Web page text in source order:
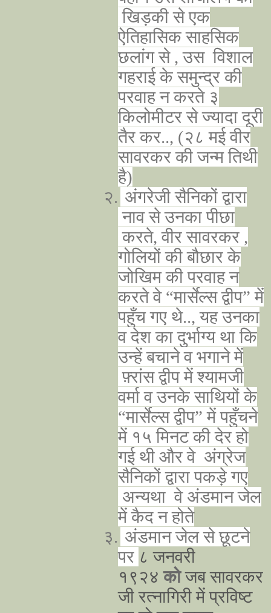
खिड़की से एक
ऐतिहासिक साहसिक
छलांग से , उस विशाल
गहराई के समुन्द्र की
परवाह न करते ३
किलोमीटर से ज्यादा दूरी
तैर कर.., (२८ मई वीर
सावरकर की जन्म तिथी
है)
२. अंगरेजी सैनिकों द्वारा
नाव से उनका पीछा
करते, वीर सावरकर ,
गोलियों की बौछार के
जोखिम की परवाह न
करते वे “मार्सेल्स द्वीप” में
पहुँच गए थे.., यह उनका
व देश का दुर्भाग्य था कि
उन्हें बचाने व भगाने में
फ़्रांस द्वीप में श्यामजी
वर्मा व उनके साथियों के
“मार्सेल्स द्वीप” में पहुँचने
में १५ मिनट की देर हो
गई थी और वे अंग्रेज
सैनिकों द्वारा पकड़े गए
अन्यथा वे अंडमान जेल
में कैद न होते
३. अंडमान जेल से छूटने
पर ८ जनवरी
१९२४ को जब सावरकर
जी रत्नागिरी में प्रविष्ट